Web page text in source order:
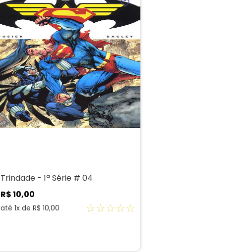
Trindade - 1ª Série # 04
R$10,00
até 1x de R$ 10,00 ☆☆☆☆☆